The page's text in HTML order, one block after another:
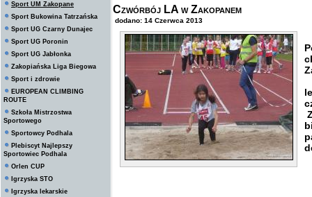
Sport UM Zakopane
Sport Bukowina Tatrzańska
Sport UG Czarny Dunajec
Sport UG Poronin
Sport UG Jabłonka
Zakopiańska Liga Biegowa
Sport i zdrowie
EUROPEAN CLIMBING
ROUTE
Szkoła Mistrzostwa
Sportowego
Sportowcy Podhala
Plebiscyt Najlepszy
Sportowiec Podhala
Orlen CUP
Igrzyska STO
Igrzyska lekarskie
Czwórbój LA w Zakopanem
dodano: 14 Czerwca 2013